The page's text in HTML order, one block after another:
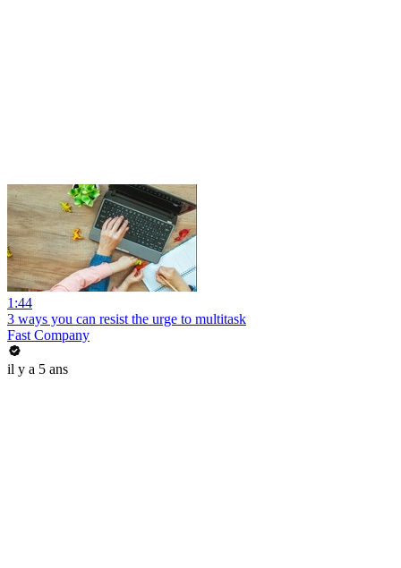
1:44
3 ways you can resist the urge to multitask
Fast Company
il y a 5 ans